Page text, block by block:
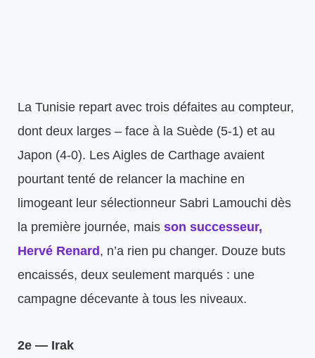
La Tunisie repart avec trois défaites au compteur,
dont deux larges – face à la Suède (5-1) et au
Japon (4-0). Les Aigles de Carthage avaient
pourtant tenté de relancer la machine en
limogeant leur sélectionneur Sabri Lamouchi dès
la première journée, mais son successeur,
Hervé Renard, n’a rien pu changer. Douze buts
encaissés, deux seulement marqués : une
campagne décevante à tous les niveaux.
2e — Irak